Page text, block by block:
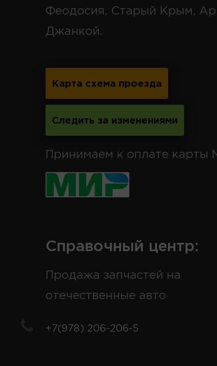
Феодосия, Старый Крым,
Джанкой.
Карта схема проезда
Следить за изменениями
Принимаем к оплате карты
Справочный центр:
Продажа запчастей на
отечественные авто
+7(978) 206-206-5